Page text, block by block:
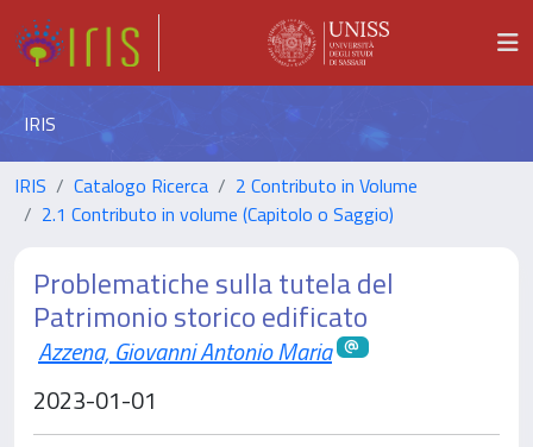
IRIS
IRIS Catalogo Ricerca
2 Contributo in Volume
2.1 Contributo in volume (Capitolo o Saggio)
Problematiche sulla tutela del
Patrimonio storico edificato
Azzena, Giovanni Antonio Maria
2023-01-01